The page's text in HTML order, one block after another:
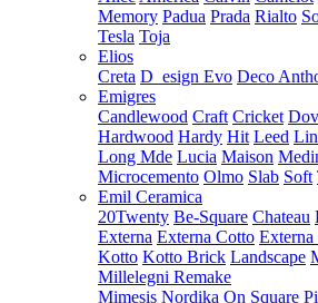
Memory Padua Prada Rialto
Tesla Toja
Elios
Creta D_esign Evo Deco
Emigres
Candlewood Craft Cricket
Hardwood Hardy Hit Leed
Long Mde Lucia Maison
Microcemento Olmo Slab Soft
Emil Ceramica
20Twenty Be-Square Chateau
Externa Externa Cotto Externa
Kotto Kotto Brick Landscape
Millelegni Remake
Mimesis Nordika On Square